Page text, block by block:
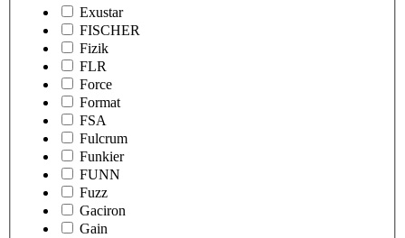
Exustar
FISCHER
Fizik
FLR
Force
Format
FSA
Fulcrum
Funkier
FUNN
Fuzz
Gaciron
Gain